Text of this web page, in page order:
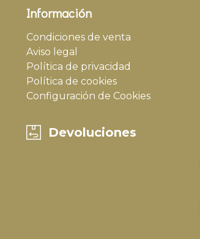
Información
Condiciones de venta
Aviso legal
Política de privacidad
Política de cookies
Configuración de Cookies
Devoluciones